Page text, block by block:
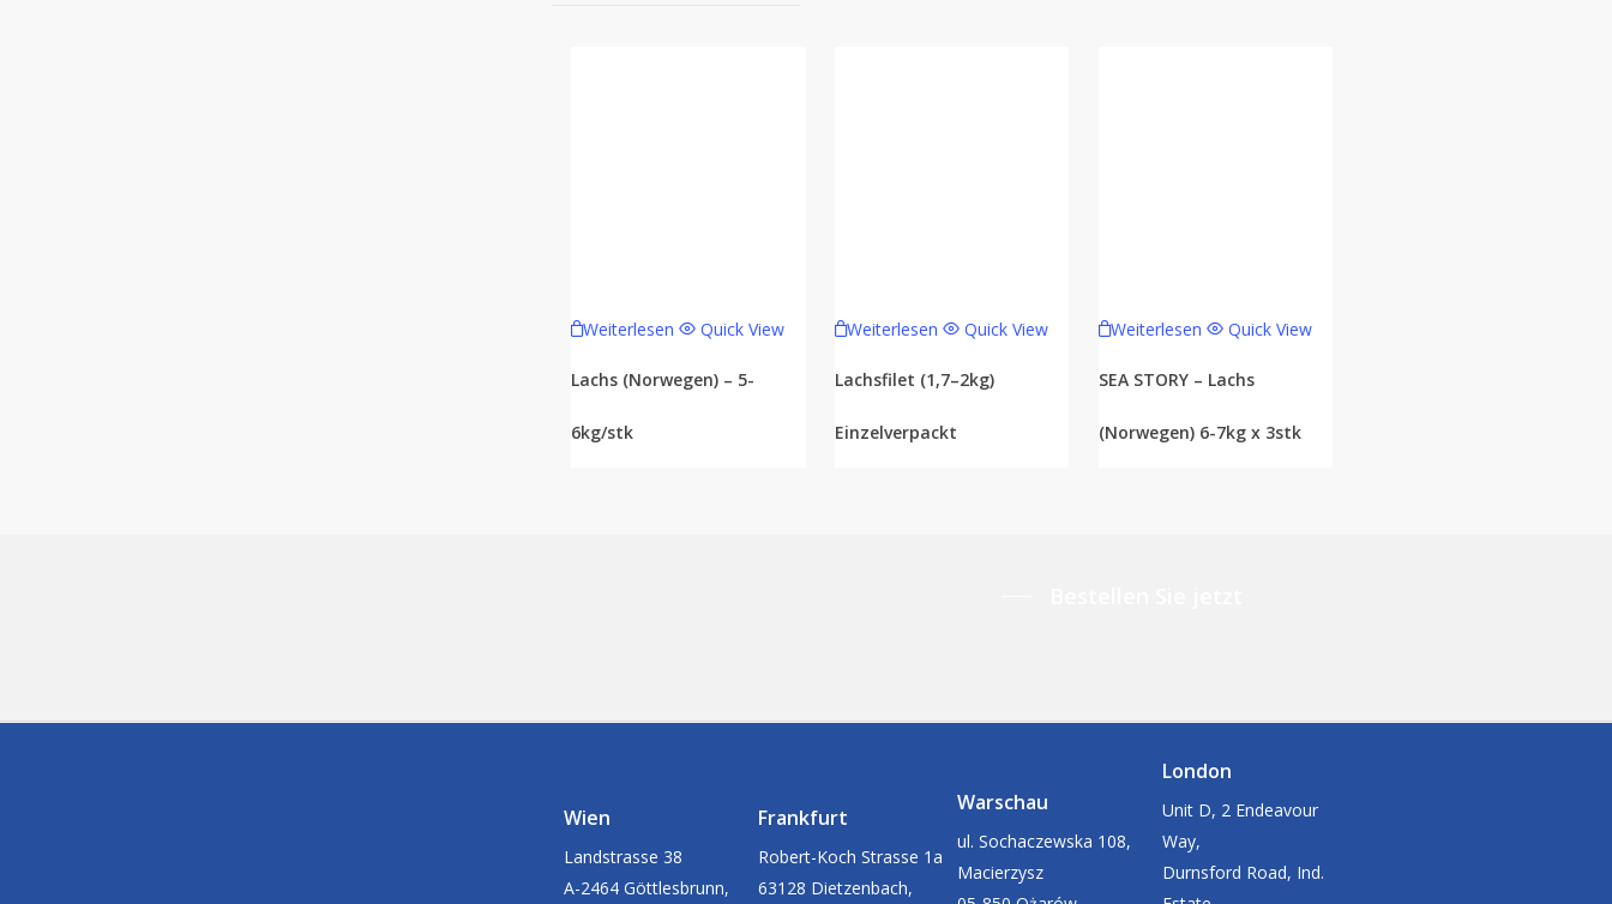
Weiterlesen Quick View
Lachs (Norwegen) – 5-
6kg/stk
Weiterlesen Quick View
Lachsfilet (1,7–2kg)
Einzelverpackt
Weiterlesen Quick View
SEA STORY – Lachs
(Norwegen) 6-7kg x 3stk
Wien
Landstrasse 38
A-2464 Göttlesbrunn,
Frankfurt
Robert-Koch Strasse 1a
63128 Dietzenbach,
Warschau
ul. Sochaczewska 108,
Macierzysz
London
Unit D, 2 Endeavour
Way,
Durnsford Road, Ind.